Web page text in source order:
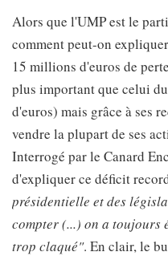
Alors que l'UMP est le
comment peut-on
15 millions d'euros de
plus important que celui du
d'euros) mais grâce à ses
vendre la plupart de ses
Interrogé par le Canard
d'expliquer ce déficit
présidentielle et des
compter (...) on a toujours
trop claqué". En clair, le